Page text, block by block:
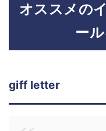
オススメの
ー
giff letter